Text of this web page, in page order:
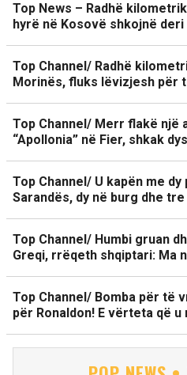
Top News – Radhë
hyrë në Kosovë shkojnë
Top Channel/ Radhë
Morinës, fluks lëvizjesh për
Top Channel/ Merr flakë një
“Apollonia” në Fier, shkak
Top Channel/ U kapën me
Sarandës, dy në burg dhe
Top Channel/ Humbi gruan
Greqi, rrëqeth shqiptari: Ma
Top Channel/ Bomba për të
për Ronaldon! E vërteta që